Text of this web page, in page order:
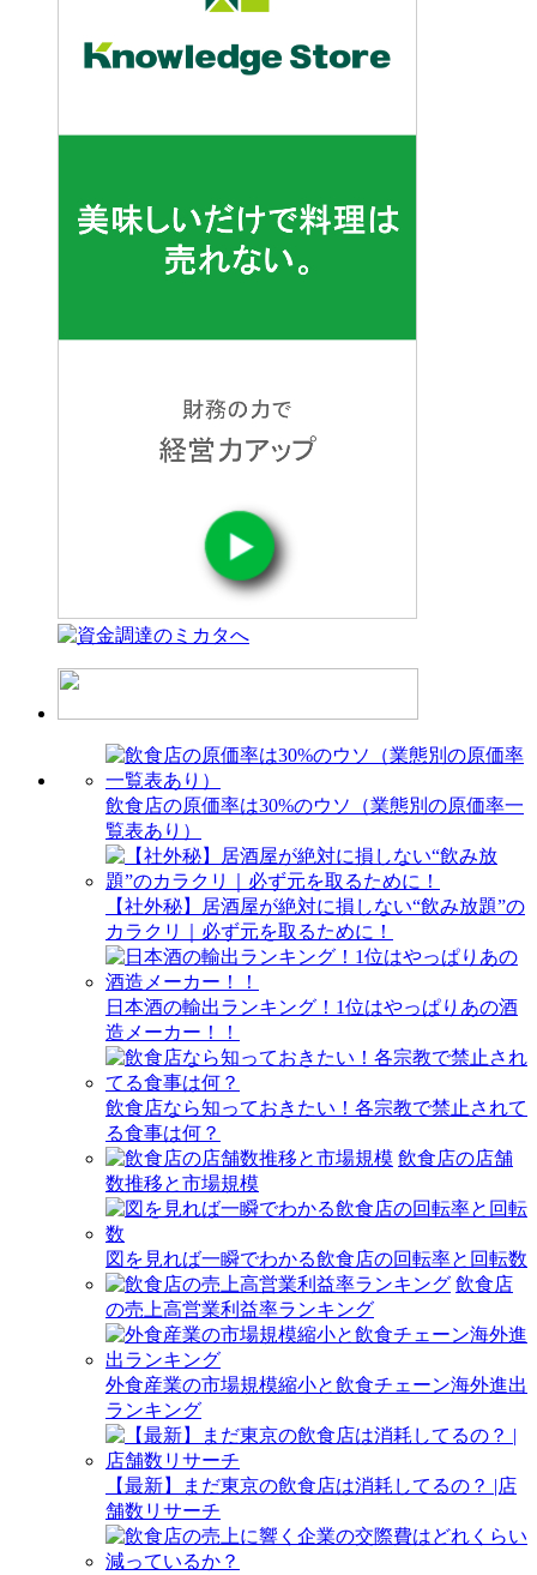
飲食店の原価率は30%のウソ（業態別の原価率一
覧表あり）
【社外秘】居酒屋が絶対に損しない“飲み放題”の
カラクリ｜必ず元を取るために！
日本酒の輸出ランキング！1位はやっぱりあの酒
造メーカー！！
飲食店なら知っておきたい！各宗教で禁止されて
る食事は何？
飲食店の店舗
数推移と市場規模
図を見れば一瞬でわかる飲食店の回転率と回転数
飲食店
の売上高営業利益率ランキング
外食産業の市場規模縮小と飲食チェーン海外進出
ランキング
【最新】まだ東京の飲食店は消耗してるの？ |店
舗数リサーチ